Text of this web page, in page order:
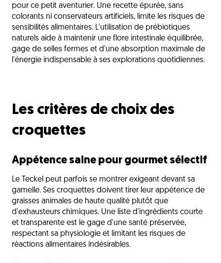
pour ce petit aventurier. Une recette épurée, sans
colorants ni conservateurs artificiels, limite les risques de
sensibilités alimentaires. L'utilisation de prébiotiques
naturels aide à maintenir une flore intestinale équilibrée,
gage de selles fermes et d'une absorption maximale de
l'énergie indispensable à ses explorations quotidiennes.
Les critères de choix des
croquettes
Appétence saine pour gourmet sélectif
Le Teckel peut parfois se montrer exigeant devant sa
gamelle. Ses croquettes doivent tirer leur appétence de
graisses animales de haute qualité plutôt que
d'exhausteurs chimiques. Une liste d'ingrédients courte
et transparente est le gage d'une santé préservée,
respectant sa physiologie et limitant les risques de
réactions alimentaires indésirables.